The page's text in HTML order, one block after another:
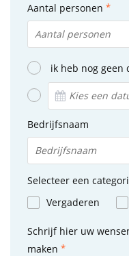
Aantal personen
ik heb nog geen
Bedrijfsnaam
Selecteer een
Vergaderen
Schrijf hier uw
maken